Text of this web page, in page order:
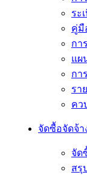
ระ
คู่มื
กา
แผ
กา
รา
คว
จัดซื้อจัดจ้า
จัด
สรุ